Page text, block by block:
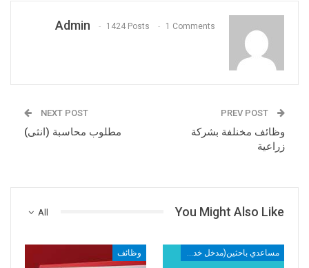
Admin 1424 Posts 1 Comments
وظائف مخنلفة بشركة
زراعية
NEXT POST
مطلوب محاسبة (انثى)
All You Might Also Like
وظائف